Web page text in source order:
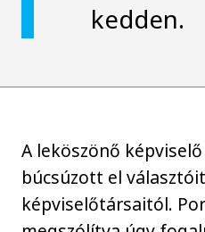
kedden.
A leköszönő
búcsúzott el
képviselőtársaitól.